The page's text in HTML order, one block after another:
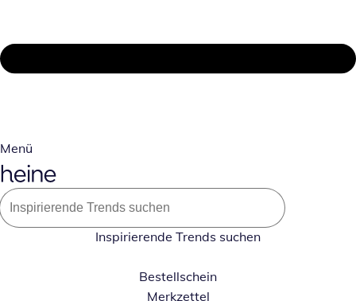
Menü
Inspirierende Trends suchen
Bestellschein
Merkzettel